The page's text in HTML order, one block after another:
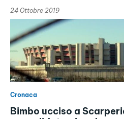
24 Ottobre 2019
Cronaca
Bimbo ucciso a